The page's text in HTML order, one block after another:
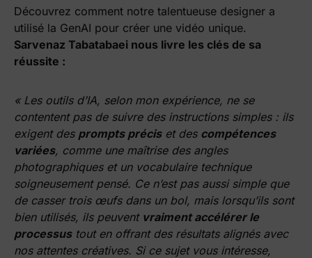
Découvrez comment notre talentueuse designer a
utilisé la GenAI pour créer une vidéo unique.
Sarvenaz Tabatabaei nous livre les clés de sa
réussite :
« Les outils d’IA, selon mon expérience, ne se
contentent pas de suivre des instructions simples : ils
exigent des prompts préciset des compétences
variées, comme une maîtrise des angles
photographiques et un vocabulaire technique
soigneusement pensé. Ce n’est pas aussi simple que
de casser trois œufs dans un bol, mais lorsqu’ils sont
bien utilisés, ils peuvent vraiment accélérer le
processustout en offrant des résultats alignés avec
nos attentes créatives. Si ce sujet vous intéresse,